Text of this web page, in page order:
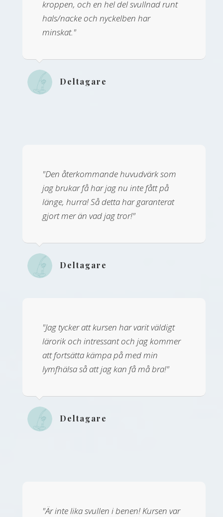
kroppen, och en hel del svullnad runt
hals/nacke och nyckelben har
minskat."
Deltagare
"Den återkommande huvudvärk som
jag brukar få har jag nu inte fått på
länge, hurra! Så detta har garanterat
gjort mer än vad jag tror!"
Deltagare
"Jag tycker att kursen har varit väldigt
lärorik och intressant och jag kommer
att fortsätta kämpa på med min
lymfhälsa så att jag kan få må bra!"
Deltagare
"Är inte lika svullen i benen! Kursen var